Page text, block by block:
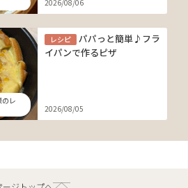
2026/08/06
レ
レシピ
パパっと簡単♪フラ
イパンで作るピザ
2026/08/05